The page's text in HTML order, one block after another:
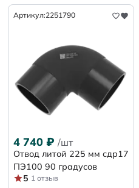
Артикул:2251790
4 740 ₽ /шт
Отвод литой 225 мм сдр17
ПЭ100 90 градусов
5 1 отзыв